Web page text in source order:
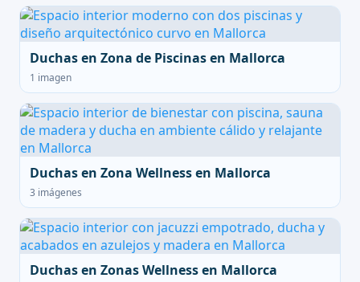
Duchas en Zona de Piscinas en Mallorca
1 imagen
Duchas en Zona Wellness en Mallorca
3 imágenes
Duchas en Zonas Wellness en Mallorca